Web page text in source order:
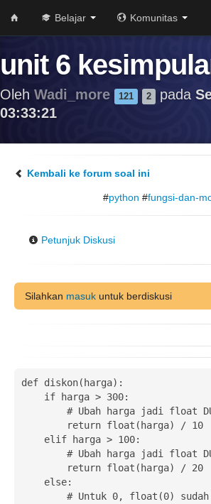
Belajar Komunitas
unit 6
Oleh Wadi_more 121 2 pada
03:33:21
Kembali ke forum soal ini
#python #fungsi-dan-
Petunjuk Diskusi
Silahkan masuk untuk berdiskusi
def diskon(harga):